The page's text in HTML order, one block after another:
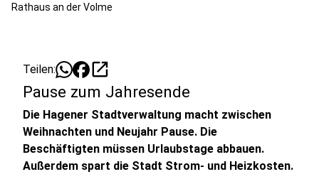
Rathaus an der Volme
Teilen: open_in_new
Pause zum Jahresende
Die Hagener Stadtverwaltung macht zwischen
Weihnachten und Neujahr Pause. Die
Beschäftigten müssen Urlaubstage abbauen.
Außerdem spart die Stadt Strom- und Heizkosten.